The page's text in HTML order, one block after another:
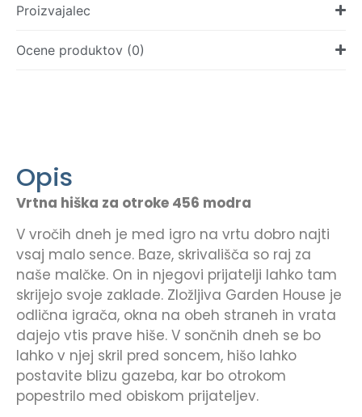
Proizvajalec
Ocene produktov (0)
Opis
Vrtna hiška za otroke 456 modra
V vročih dneh je med igro na vrtu dobro najti
vsaj malo sence. Baze, skrivališča so raj za
naše malčke. On in njegovi prijatelji lahko tam
skrijejo svoje zaklade. Zložljiva Garden House je
odlična igrača, okna na obeh straneh in vrata
dajejo vtis prave hiše. V sončnih dneh se bo
lahko v njej skril pred soncem, hišo lahko
postavite blizu gazeba, kar bo otrokom
popestrilo med obiskom prijateljev.